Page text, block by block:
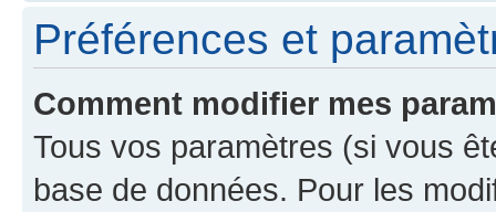
Préférences et
Comment modifier mes
Tous vos paramètres (si vous
base de données. Pour les